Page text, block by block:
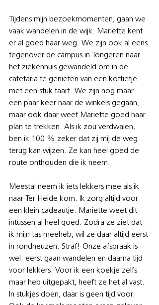
Tijdens mijn bezoekmomenten, gaan we
vaak wandelen in de wijk. Mariette kent
er al goed haar weg. We zijn ook al eens
tegenover de campus in Tongeren naar
het ziekenhuis gewandeld om in de
cafetaria te genieten van een koffietje
met een stuk taart. We zijn nog maar
een paar keer naar de winkels gegaan,
maar ook daar weet Mariette goed haar
plan te trekken. Als ik zou verdwalen,
ben ik 100 % zeker dat zij mij de weg
terug kan wijzen. Ze kan heel goed de
route onthouden die ik neem.
Meestal neem ik iets lekkers mee als ik
naar Ter Heide kom. Ik zorg altijd voor
een klein cadeautje. Mariette weet dit
intussen al heel goed. Zodra ze ziet dat
ik mijn tas meeheb, wil ze daar altijd eerst
in rondneuzen. Straf! Onze afspraak is
wel: eerst gaan wandelen en daarna tijd
voor lekkers. Voor ik een koekje zelfs
maar heb uitgepakt, heeft ze het al vast.
In stukjes doen, daar is geen tijd voor.